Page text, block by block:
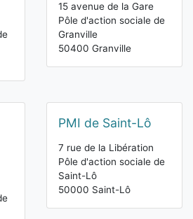
15 avenue de la Gare
Pôle d'action sociale de
Granville
50400 Granville
PMI de Saint-Lô
7 rue de la Libération
Pôle d'action sociale de
Saint-Lô
50000 Saint-Lô